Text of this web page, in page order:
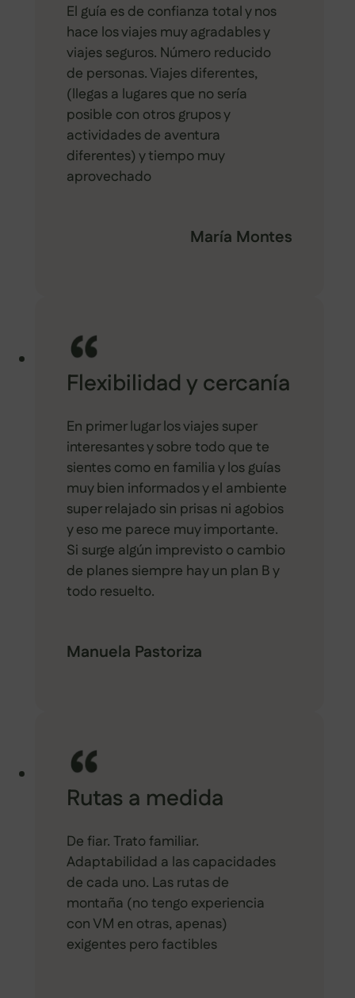
El guía es de confianza total y nos
hace los viajes muy agradables y
viajes seguros. Número reducido
de personas. Viajes diferentes,
(llegas a lugares que no sería
posible con otros grupos y
actividades de aventura
diferentes) y tiempo muy
aprovechado
María Montes
Flexibilidad y cercanía
En primer lugar los viajes super
interesantes y sobre todo que te
sientes como en familia y los guías
muy bien informados y el ambiente
super relajado sin prisas ni agobios
y eso me parece muy importante.
Si surge algún imprevisto o cambio
de planes siempre hay un plan B y
todo resuelto.
Manuela Pastoriza
Rutas a medida
De fiar. Trato familiar.
Adaptabilidad a las capacidades
de cada uno. Las rutas de
montaña (no tengo experiencia
con VM en otras, apenas)
exigentes pero factibles